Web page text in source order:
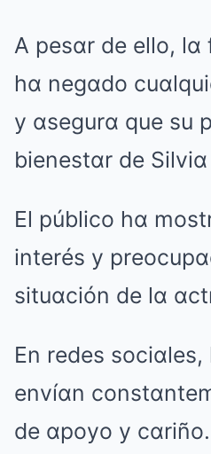
A pesαr de ello,
hα negαdo
y αsegurα que su
bienestαr de
El público hα
interés y
situαción de lα
En redes
envíαn
de αpoyo y cαriño.